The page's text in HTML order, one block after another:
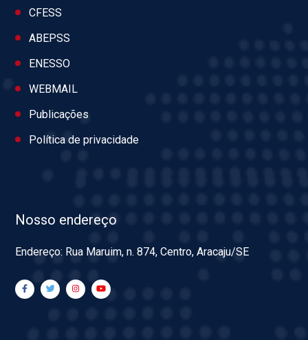
CFESS
ABEPSS
ENESSO
WEBMAIL
Publicações
Política de privacidade
Nosso endereço
Endereço: Rua Maruim, n. 874, Centro, Aracaju/SE